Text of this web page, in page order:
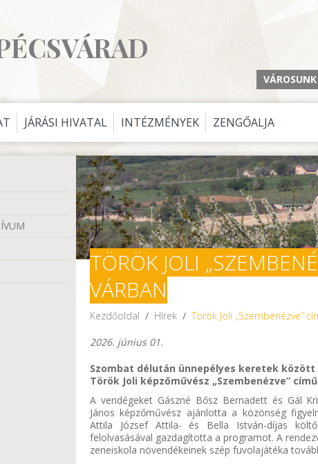
VÁROSUNK
JÁRÁSI HIVATAL INTÉZMÉNYEK ZENGŐALJA
TÖRÖK JOLI
VÁRBAN
Kezdőoldal / Hírek / Török Joli „Szembenézve”
2026. június 01.
Szombat délután ünnepélyes keretek
Török Joli képzőművész „Szembenézve”
A vendégeket Gászné Bősz Bernadett és Gál
János képzőművész ajánlotta a közönség
Attila József Attila- és Bella István-díjas
felolvasásával gazdagította a programot. A
zeneiskola növendékeinek szép fuvolajátéka